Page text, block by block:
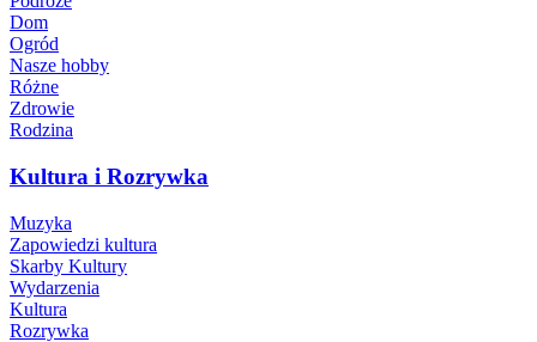
Dom
Ogród
Nasze hobby
Różne
Zdrowie
Rodzina
Kultura i Rozrywka
Muzyka
Zapowiedzi kultura
Skarby Kultury
Wydarzenia
Kultura
Rozrywka